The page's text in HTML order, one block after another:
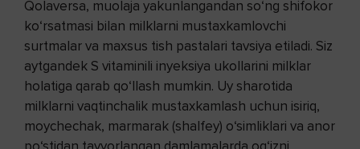
Qolaversa, muolaja yakunlangandan so‘ng shifokor
ko‘rsatmasi bilan milklarni mustaxkamlovchi
surtmalar va maxsus tish pastalari tavsiya etiladi. Siz
aytgandek S vitaminili inyeksiya ukollarini milklar
holatiga qarab qo‘llash mumkin. Uy sharotida
milklarni vaqtinchalik mustaxkamlash uchun isiriq,
moychechak, marmarak (shalfey) o‘simliklari va anor